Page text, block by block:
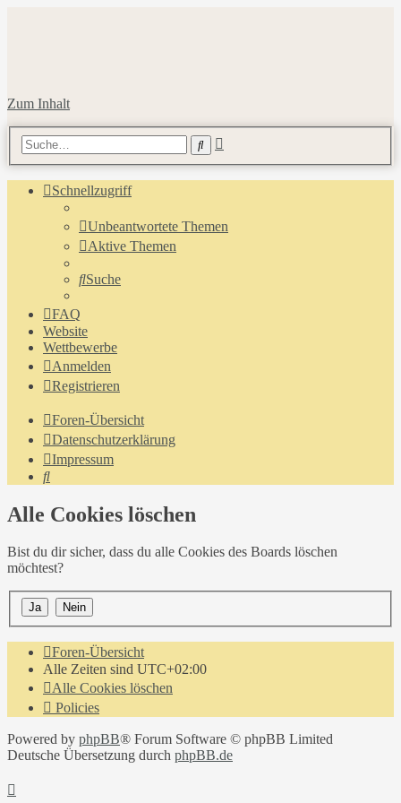
Zum Inhalt
Suche
Schnellzugriff
Unbeantwortete Themen
Aktive Themen
Suche
FAQ
Website
Wettbewerbe
Anmelden
Registrieren
Foren-Übersicht
Datenschutzerklärung
Impressum
Suche
Alle Cookies löschen
Bist du dir sicher, dass du alle Cookies des Boards löschen
möchtest?
Foren-Übersicht
Alle Zeiten sind UTC+02:00
Alle Cookies löschen
Policies
Powered by phpBB® Forum Software © phpBB Limited
Deutsche Übersetzung durch phpBB.de